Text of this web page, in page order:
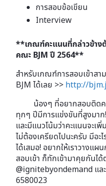
การสอบข้อเขียน
Interview
**เกณฑ์คะแนนที่กล่าวข้า
คณะ BJM ปี 2564**
สำหรับเกณฑ์การสอบเข้าสา
BJM ได้เลย >> http://
น้องๆ ที่อยากสอบติดคณ
ทุกๆ ปีมีการแข่งขันที่สูงมา
และมีแนวโน้มว่าคะแนนจะเ
ไม่ต้องเครียดไปนะครับ มีอ
ได้เสมอ! อยากให้เราวางแผ
สอบเข้า ก็ทักเข้ามาคุยกันไ
@ignitebyondemand แล
6580023